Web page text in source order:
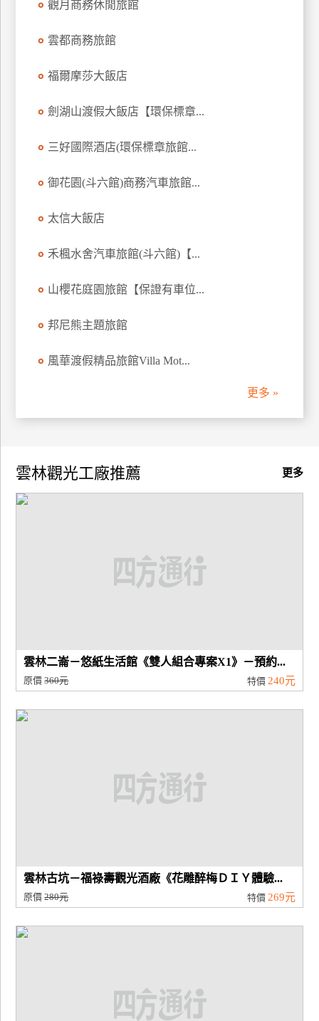
伴
計
劃
觀月商務休閒旅館
雲都商務旅館
福爾摩莎大飯店
劍湖山渡假大飯店【環保標章...
三好國際酒店(環保標章旅館...
御花園(斗六館)商務汽車旅館...
太信大飯店
禾楓水舍汽車旅館(斗六館)【...
山櫻花庭園旅館【保證有車位...
邦尼熊主題旅館
風華渡假精品旅館Villa Mot...
更多 »
更多
雲林觀光工廠推薦
雲林二崙－悠紙生活館《雙人組合專案X1》－預約...
原價360元 特價 240元
雲林古坑－福祿壽觀光酒廠《花雕醉梅ＤＩＹ體驗...
原價280元 特價 269元